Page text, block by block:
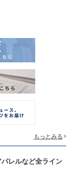
もっとみる
レルなど全ライン